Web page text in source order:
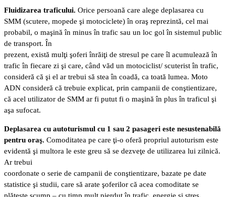
Fluidizarea traficului. Orice persoană care alege deplasarea cu
SMM (scutere, mopede şi motociclete) în oraş reprezintă, cel mai
probabil, o maşină în minus în trafic sau un loc gol în sistemul public
de transport. În
prezent, există mulţi şoferi înrăiţi de stresul pe care îl acumulează în
trafic în fiecare zi şi care, când văd un motociclist/ scuterist în trafic,
consideră că şi el ar trebui să stea în coadă, ca toată lumea. Moto
ADN consideră că trebuie explicat, prin campanii de conştientizare,
că acel utilizator de SMM ar fi putut fi o maşină în plus în traficul şi
aşa sufocat.
Deplasarea cu autoturismul cu 1 sau 2 pasageri este nesustenabilă
pentru oraş. Comoditatea pe care ţi-o oferă propriul autoturism este
evidentă şi multora le este greu să se dezveţe de utilizarea lui zilnică.
Ar trebui
coordonate o serie de campanii de conştientizare, bazate pe date
statistice şi studii, care să arate şoferilor că acea comoditate se